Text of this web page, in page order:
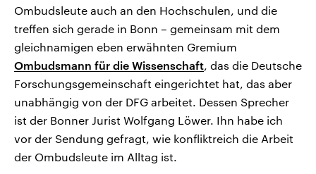
Ombudsleute auch an den Hochschulen, und die
treffen sich gerade in Bonn – gemeinsam mit dem
gleichnamigen eben erwähnten Gremium
Ombudsmann für die Wissenschaft, das die Deutsche
Forschungsgemeinschaft eingerichtet hat, das aber
unabhängig von der DFG arbeitet. Dessen Sprecher
ist der Bonner Jurist Wolfgang Löwer. Ihn habe ich
vor der Sendung gefragt, wie konfliktreich die Arbeit
der Ombudsleute im Alltag ist.